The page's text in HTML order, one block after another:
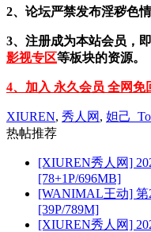
2、论坛严禁发布淫秽色
3、注册成为本站会员，
影视专区等板块的资源。
4、加入 永久会员 全网免
XIUREN, 秀人网 , 妲己
热帖推荐
[XIUREN秀人网]
[78+1P/696MB]
[WANIMAL王动] 第
[39P/789M]
[XIUREN秀人网]